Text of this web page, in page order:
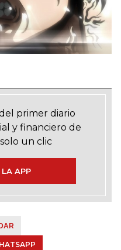
primer diario
y financiero de
un clic
LA APP